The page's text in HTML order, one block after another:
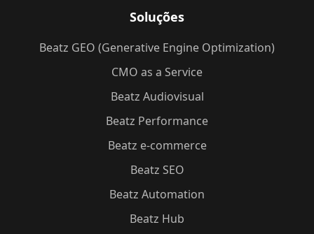
Soluções
Beatz GEO (Generative Engine Optimization)
CMO as a Service
Beatz Audiovisual
Beatz Performance
Beatz e-commerce
Beatz SEO
Beatz Automation
Beatz Hub